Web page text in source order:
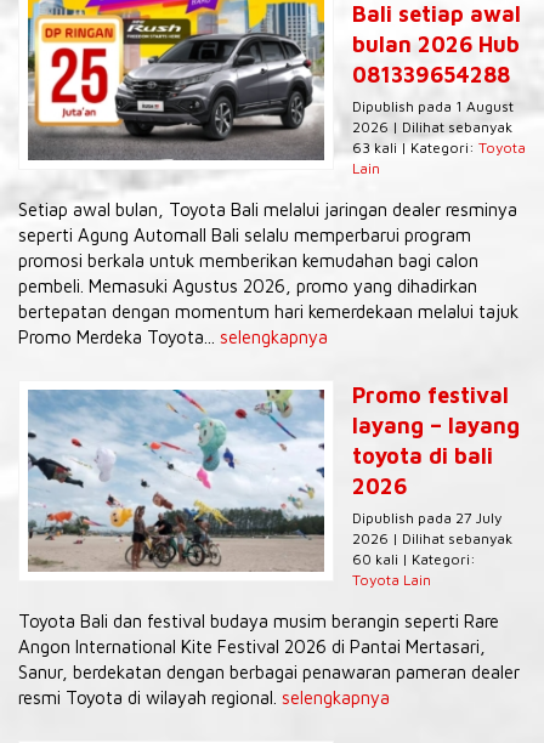
Bali setiap awal
bulan 2026 Hub
081339654288
Dipublish pada 1 August
2026 | Dilihat sebanyak
63 kali | Kategori: Toyota
Lain
Setiap awal bulan, Toyota Bali melalui jaringan dealer resminya
seperti Agung Automall Bali selalu memperbarui program
promosi berkala untuk memberikan kemudahan bagi calon
pembeli. Memasuki Agustus 2026, promo yang dihadirkan
bertepatan dengan momentum hari kemerdekaan melalui tajuk
Promo Merdeka Toyota... selengkapnya
Promo festival
layang – layang
toyota di bali
2026
Dipublish pada 27 July
2026 | Dilihat sebanyak
60 kali | Kategori:
Toyota Lain
Toyota Bali dan festival budaya musim berangin seperti Rare
Angon International Kite Festival 2026 di Pantai Mertasari,
Sanur, berdekatan dengan berbagai penawaran pameran dealer
resmi Toyota di wilayah regional. selengkapnya